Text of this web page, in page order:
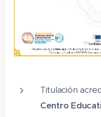
8. Herramientas
9. Herramientas de
11. Edición de
Titulación
Centro